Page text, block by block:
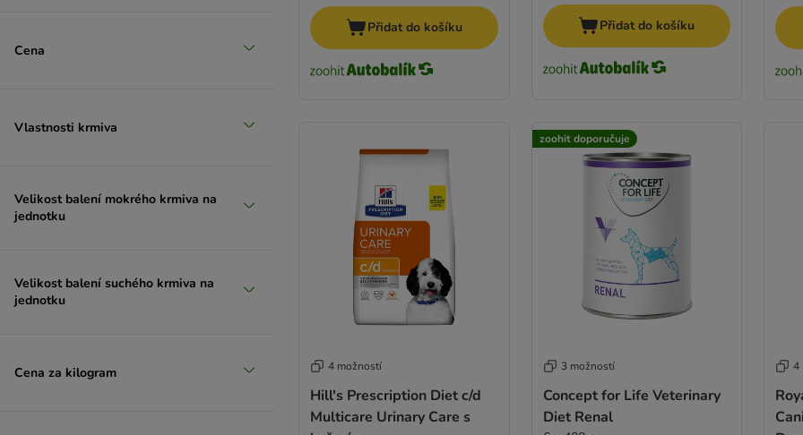
Extra velcí > 45 kg
Cena
Vlastnosti krmiva
Velikost balení mokrého krmiva na
jednotku
Velikost balení suchého krmiva na
jednotku
Cena za kilogram
Přidat do košíku Přidat do košíku
4 možností
Hill's Prescription Diet c/d
Multicare Urinary Care s
zoohit doporučuje
3 možností
Concept for Life Veterinary
Diet Renal
4